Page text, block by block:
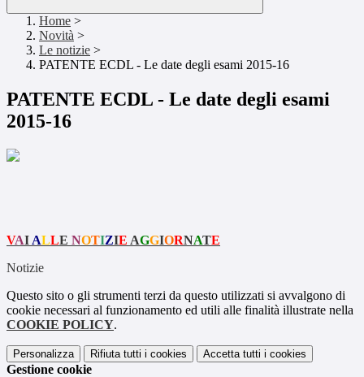
Home >
Novità >
Le notizie >
PATENTE ECDL - Le date degli esami 2015-16
PATENTE ECDL - Le date degli esami
2015-16
VAI ALLE NOTIZIE AGGIORNATE
Notizie
Questo sito o gli strumenti terzi da questo utilizzati si avvalgono di
cookie necessari al funzionamento ed utili alle finalità illustrate nella
COOKIE POLICY.
Personalizza Rifiuta tutti i cookies Accetta tutti i cookies
Gestione cookie